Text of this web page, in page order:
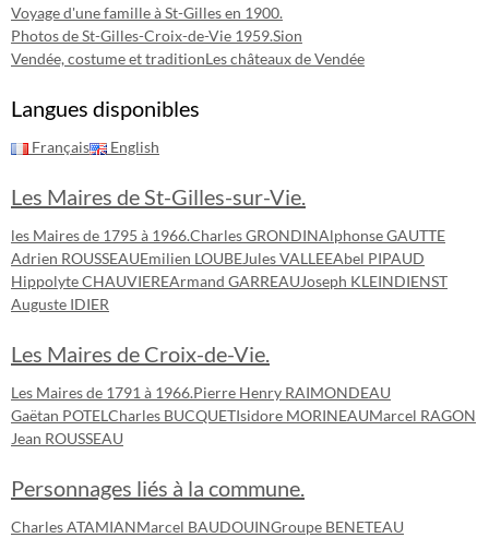
Voyage d'une famille à St-Gilles en 1900.
Photos de St-Gilles-Croix-de-Vie 1959.Sion
Vendée, costume et traditionLes châteaux de Vendée
Langues disponibles
Français English
Les Maires de St-Gilles-sur-Vie.
les Maires de 1795 à 1966.Charles GRONDINAlphonse GAUTTE
Adrien ROUSSEAUEmilien LOUBEJules VALLEEAbel PIPAUD
Hippolyte CHAUVIEREArmand GARREAUJoseph KLEINDIENST
Auguste IDIER
Les Maires de Croix-de-Vie.
Les Maires de 1791 à 1966.Pierre Henry RAIMONDEAU
Gaëtan POTEL Charles BUCQUETIsidore MORINEAUMarcel RAGON
Jean ROUSSEAU
Personnages liés à la commune.
Charles ATAMIANMarcel BAUDOUINGroupe BENETEAU